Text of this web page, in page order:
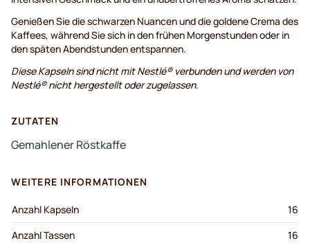
Genießen Sie die schwarzen Nuancen und die goldene Crema des
Kaffees, während Sie sich in den frühen Morgenstunden oder in
den späten Abendstunden entspannen.
Diese Kapseln sind nicht mit Nestlé® verbunden und werden von
Nestlé® nicht hergestellt oder zugelassen.
ZUTATEN
Gemahlener Röstkaffe
WEITERE INFORMATIONEN
Anzahl Kapseln
16
Anzahl Tassen
16